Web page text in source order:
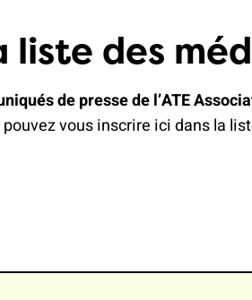
liste des
de presse de l’ATE
vous inscrire ici dans la